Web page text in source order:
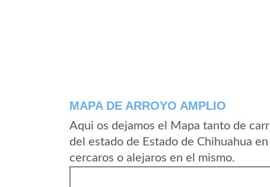
MAPA DE ARROYO AMPLIO
Aqui os dejamos el Mapa tanto de
del estado de Estado de Chihuahua
cercaros o alejaros en el mismo.